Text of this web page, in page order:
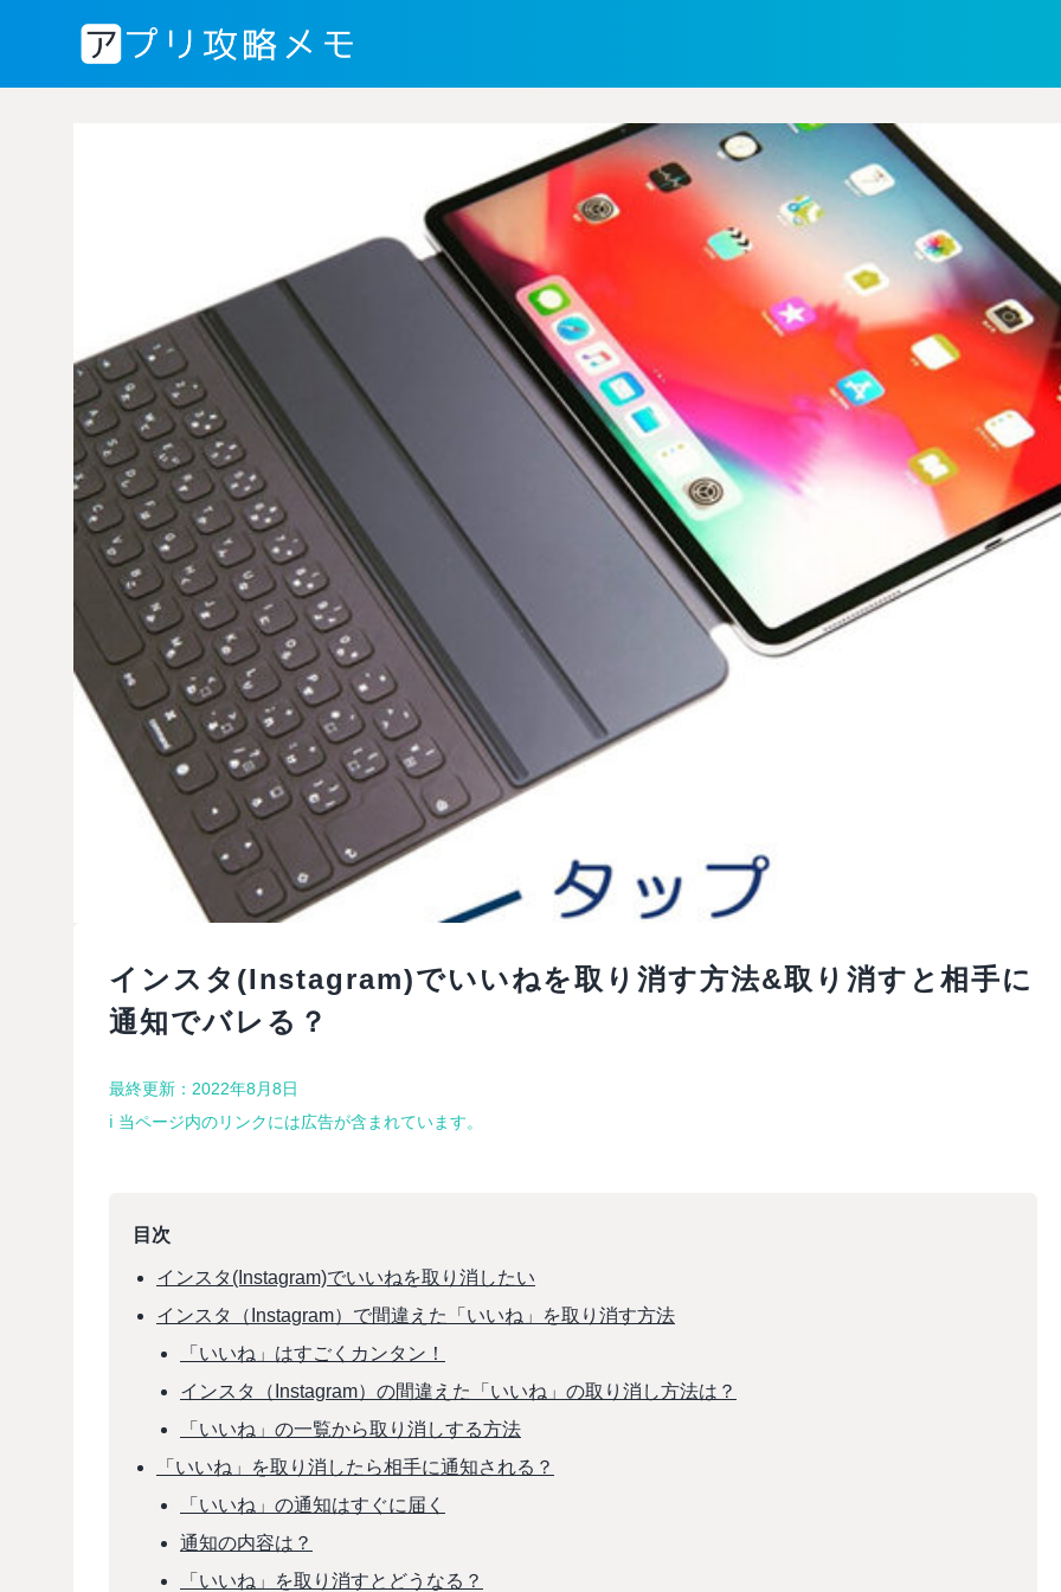
インスタ(Instagram)でいいねを取り消す方法&取り消すと相手に
通知でバレる？
最終更新：2022年8月8日
ℹ︎ 当ページ内のリンクには広告が含まれています。
目次
インスタ(Instagram)でいいねを取り消したい
インスタ（Instagram）で間違えた「いいね」を取り消す方法
「いいね」はすごくカンタン！
インスタ（Instagram）の間違えた「いいね」の取り消し方法は？
「いいね」の一覧から取り消しする方法
「いいね」を取り消したら相手に通知される？
「いいね」の通知はすぐに届く
通知の内容は？
「いいね」を取り消すとどうなる？